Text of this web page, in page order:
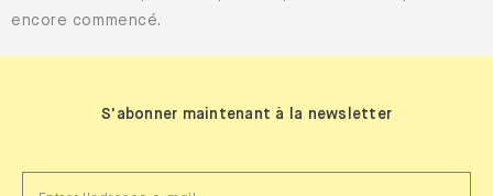
S'abonner maintenant à la newsletter